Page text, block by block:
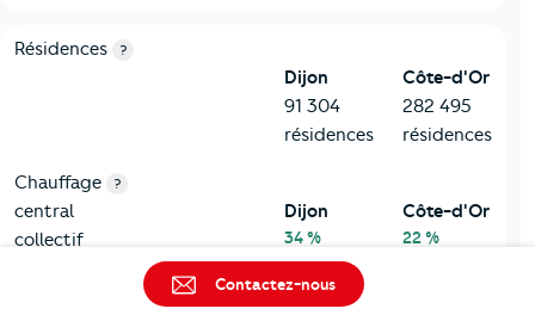
8-Chauffage
Critères Dijon
Résidences ?
Dijon
91 304
résidences
Côte-d'Or
282 495
résidences
Chauffage
central
collectif
?
Dijon
34 %
Côte-d'Or
22 %
Contactez-nous